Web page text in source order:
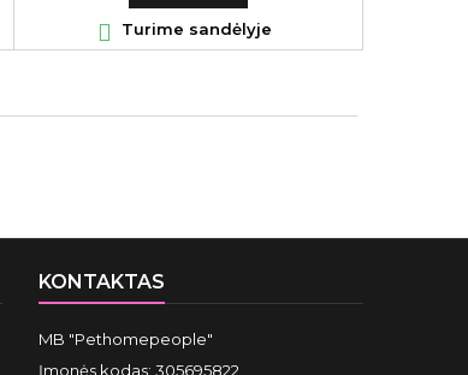
 Turime sandėlyje
KONTAKTAS
MB "Pethomepeople"
Įmonės kodas: 305695822